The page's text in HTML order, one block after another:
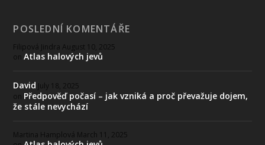
POSLEDNÍ KOMENTÁŘE
Filipová Jindra August 10, 2025
onAtlas halových jevů
David July 18, 2025
on Předpověď počasí – jak vzniká a proč převažuje dojem,
že stále nevychází
Martina Hamplová March 11, 2025